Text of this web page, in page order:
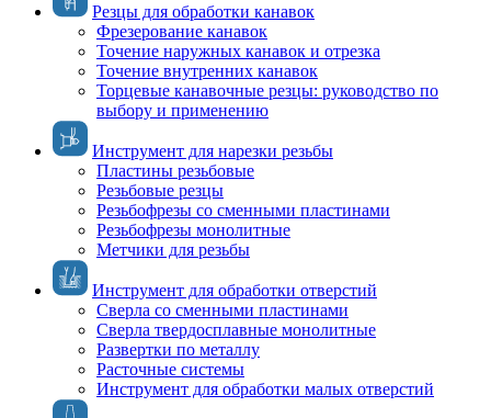
Резцы для обработки канавок
Фрезерование канавок
Точение наружных канавок и отрезка
Точение внутренних канавок
Торцевые канавочные резцы: руководство по
выбору и применению
Инструмент для нарезки резьбы
Пластины резьбовые
Резьбовые резцы
Резьбофрезы со сменными пластинами
Резьбофрезы монолитные
Метчики для резьбы
Инструмент для обработки отверстий
Сверла со сменными пластинами
Сверла твердосплавные монолитные
Развертки по металлу
Расточные системы
Инструмент для обработки малых отверстий